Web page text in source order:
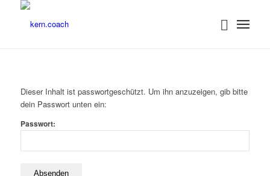
Dieser Inhalt ist passwortgeschützt. Um ihn anzuzeigen, gib bitte
dein Passwort unten ein:
Passwort: